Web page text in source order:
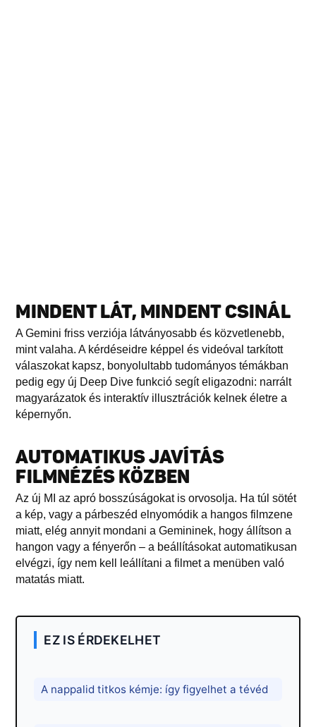
MINDENT LÁT, MINDENT CSINÁL
A Gemini friss verziója látványosabb és közvetlenebb,
mint valaha. A kérdéseidre képpel és videóval tarkított
válaszokat kapsz, bonyolultabb tudományos témákban
pedig egy új Deep Dive funkció segít eligazodni: narrált
magyarázatok és interaktív illusztrációk kelnek életre a
képernyőn.
AUTOMATIKUS JAVÍTÁS
FILMNÉZÉS KÖZBEN
Az új MI az apró bosszúságokat is orvosolja. Ha túl sötét
a kép, vagy a párbeszéd elnyomódik a hangos filmzene
miatt, elég annyit mondani a Gemininek, hogy állítson a
hangon vagy a fényerőn – a beállításokat automatikusan
elvégzi, így nem kell leállítani a filmet a menüben való
matatás miatt.
EZ IS ÉRDEKELHET
A nappalid titkos kémje: így figyelhet a tévéd